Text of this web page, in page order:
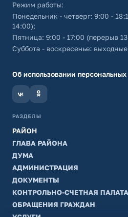
Режим работы:
Понедельник - четверг: 9:00 -
14:00);
Пятница: 9:00 - 17:00 (перерыв
Суббота - воскресенье:
Об использовании
РАЗДЕЛЫ
РАЙОН
ГЛАВА РАЙОНА
ДУМА
АДМИНИСТРАЦИЯ
ДОКУМЕНТЫ
КОНТРОЛЬНО-СЧЕТНАЯ ПАЛАТА
ОБРАЩЕНИЯ ГРАЖДАН